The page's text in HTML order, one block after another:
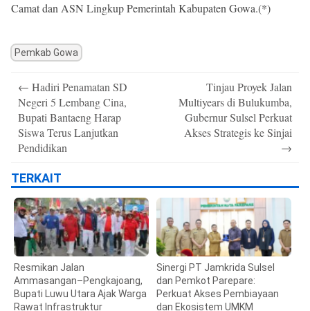
Camat dan ASN Lingkup Pemerintah Kabupaten Gowa.(*)
Pemkab Gowa
navigation
← Hadiri Penamatan SD
Negeri 5 Lembang Cina,
Bupati Bantaeng Harap
Siswa Terus Lanjutkan
Pendidikan
Tinjau Proyek Jalan
Multiyears di Bulukumba,
Gubernur Sulsel Perkuat
Akses Strategis ke Sinjai
→
TERKAIT
Resmikan Jalan
Ammasangan–Pengkajoang,
Bupati Luwu Utara Ajak Warga
Rawat Infrastruktur
Sinergi PT Jamkrida Sulsel
dan Pemkot Parepare:
Perkuat Akses Pembiayaan
dan Ekosistem UMKM